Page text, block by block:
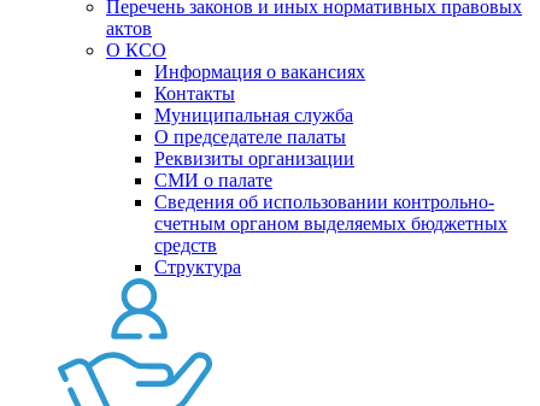
Перечень законов и иных нормативных правовых
актов
О КСО
Информация о вакансиях
Контакты
Муниципальная служба
О председателе палаты
Реквизиты организации
СМИ о палате
Сведения об использовании контрольно-
счетным органом выделяемых бюджетных
средств
Структура